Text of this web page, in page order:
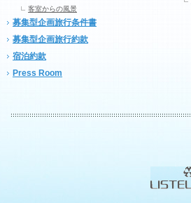
客室からの風景
募集型企画旅行条件書
募集型企画旅行約款
宿泊約款
Press Room